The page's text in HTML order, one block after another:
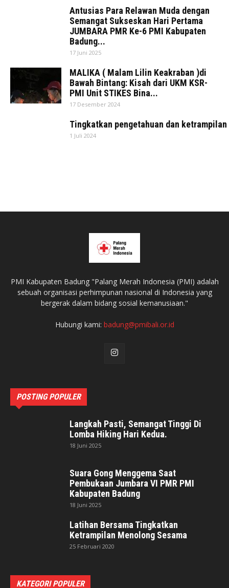
Antusias Para Relawan Muda dengan
Semangat Sukseskan Hari Pertama
JUMBARA PMR Ke-6 PMI Kabupaten
Badung...
17 Juni 2025
MALIKA ( Malam Lilin Keakraban )di
Bawah Bintang: Kisah dari UKM KSR-
PMI Unit STIKES Bina...
17 Desember 2024
Tingkatkan pengetahuan dan ketrampilan
1 Juli 2024
PMI Kabupaten Badung "Palang Merah Indonesia (PMI) adalah
sebuah organisasi perhimpunan nasional di Indonesia yang
bergerak dalam bidang sosial kemanusiaan."
Hubungi kami: badung@pmibali.or.id
POSTING POPULER
Langkah Pasti, Semangat Tinggi Di
Lomba Hiking Hari Kedua.
18 Juni 2025
Suara Gong Menggema Saat
Pembukaan Jumbara VI PMR PMI
Kabupaten Badung
18 Juni 2025
Latihan Bersama Tingkatkan
Ketrampilan Menolong Sesama
25 Februari 2020
KATEGORI POPULER